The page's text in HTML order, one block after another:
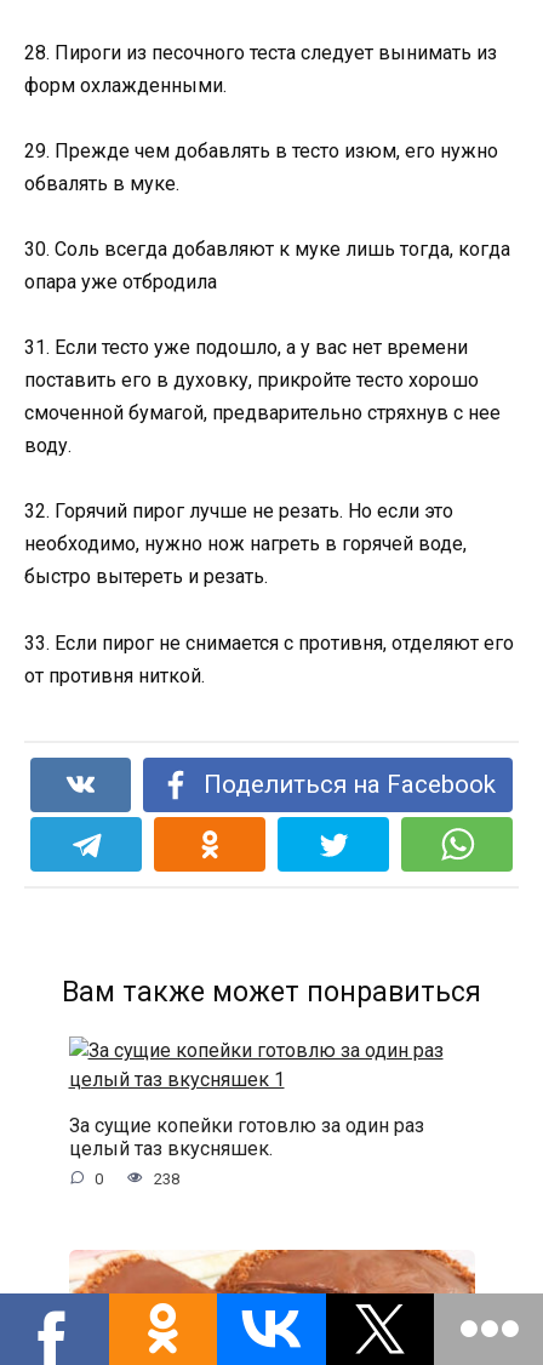
28. Пироги из песочного теста следует вынимать из
форм охлажденными.
29. Прежде чем добавлять в тесто изюм, его нужно
обвалять в муке.
30. Соль всегда добавляют к муке лишь тогда, когда
опара уже отбродила
31. Если тесто уже подошло, а у вас нет времени
поставить его в духовку, прикройте тесто хорошо
смоченной бумагой, предварительно стряхнув с нее
воду.
32. Горячий пирог лучше не резать. Но если это
необходимо, нужно нож нагреть в горячей воде,
быстро вытереть и резать.
33. Если пирог не снимается с противня, отделяют его
от противня ниткой.
Поделиться на Facebook
Вам также может понравиться
За сущие копейки готовлю за один раз
целый таз вкусняшек.
0 238